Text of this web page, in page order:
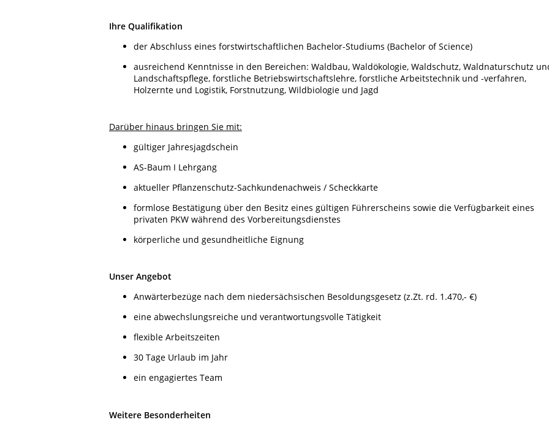
Ihre Qualifikation
der Abschluss eines forstwirtschaftlichen Bachelor-Studiums (Bachelor of Science)
ausreichend Kenntnisse in den Bereichen: Waldbau, Waldökologie, Waldschutz, Waldnaturschutz
Landschaftspflege, forstliche Betriebswirtschaftslehre, forstliche Arbeitstechnik und -verfahren,
Holzernte und Logistik, Forstnutzung, Wildbiologie und Jagd
Darüber hinaus bringen Sie mit:
gültiger Jahresjagdschein
AS-Baum I Lehrgang
aktueller Pflanzenschutz-Sachkundenachweis / Scheckkarte
formlose Bestätigung über den Besitz eines gültigen Führerscheins sowie die Verfügbarkeit eines
privaten PKW während des Vorbereitungsdienstes
körperliche und gesundheitliche Eignung
Unser Angebot
Anwärterbezüge nach dem niedersächsischen Besoldungsgesetz (z.Zt. rd. 1.470,- €)
eine abwechslungsreiche und verantwortungsvolle Tätigkeit
flexible Arbeitszeiten
30 Tage Urlaub im Jahr
ein engagiertes Team
Weitere Besonderheiten